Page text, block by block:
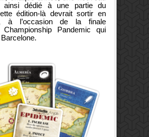
ainsi dédié à une partie du
édition-là devrait sortir en
à l’occasion de la finale
Pandemic qui